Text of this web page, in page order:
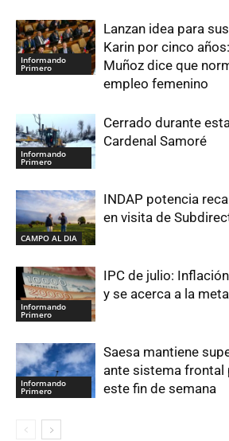
Informando
Primero
Lanzan idea para
Karin por cinco
Muñoz dice que
empleo femenino
Informando
Primero
Cerrado durante
Cardenal Samoré
CAMPO AL DIA
INDAP potencia
en visita de
Informando
Primero
IPC de julio:
y se acerca a la
Informando
Primero
Saesa mantiene
ante sistema
este fin de semana